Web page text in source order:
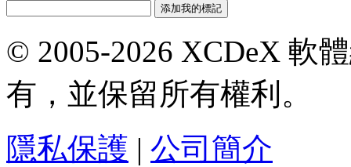
© 2005-2026 XCDeX 軟
有，並保留所有權利。
隱私保護 | 公司簡介